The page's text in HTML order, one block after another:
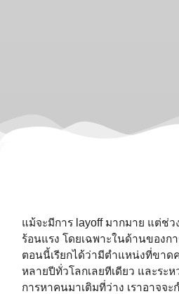
แม้จะมีการ layoff มากมาย แต่ช่
ร้อนแรง โดยเฉพาะในด้านของก
ตอนนี้เรียกได้ว่ามีตำแหน่งที่ขาด
หลายปีทั่วโลกเลยทีเดียว และระห
การหาคนมาเติมที่ว่าง เราอาจจ